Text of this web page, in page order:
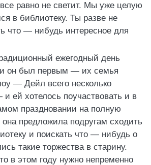
равно не светит. Мы уже целую
в библиотеку. Ты разве не
что — нибудь интересное для
ежегодный день
он был первым — их семья
— Дейл всего несколько
ей хотелось поучаствовать и в
праздновании на полную
предложила подругам сходить
и поискать что — нибудь о
такие торжества в старину.
в этом году нужно непременно